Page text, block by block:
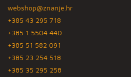
webshop@znanje.hr
+385 43 295 718
+385 1 5504 440
+385 51 582 091
+385 23 254 518
+385 35 295 258